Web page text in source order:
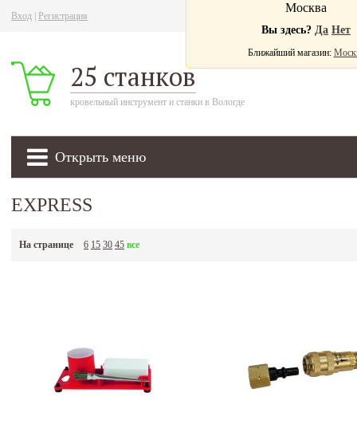
Вход Регистрация
25 станков
кровельный инструмент и станки в Вологде
Открыть меню
Москва
Вы здесь? Да Нет
Ближайший магазин:
EXPRESS
На странице 6 15 30 45 все